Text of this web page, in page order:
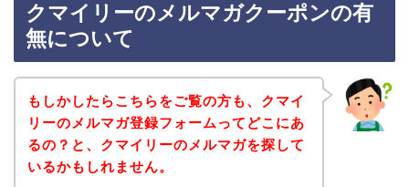
クマイリーのメルマガクーポンの有
無について
もしかしたらこちらをご覧の方も、クマイ
リーのメルマガ登録フォームってどこにあ
るの？と、クマイリーのメルマガを探して
いるかもしれません。